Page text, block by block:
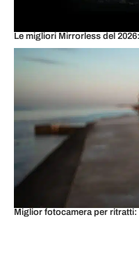
Le migliori Mirrorless del
Miglior fotocamera per